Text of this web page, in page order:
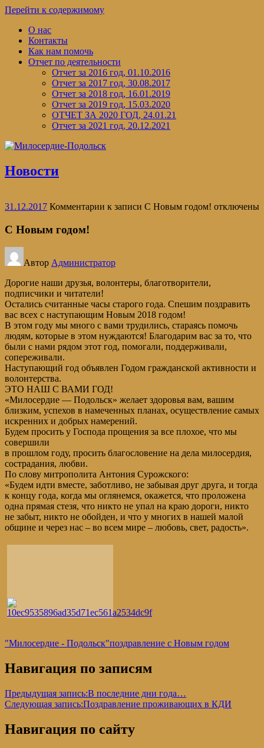
Перейти к содержимому
О нас
Контакты
Как нам помочь
Отчет по деятельности
Отчет за 2016 год, 01.10.2016
Отчет за 2017 год, 30.08.2017
Отчет за 2018 год, 16.01.2019
Отчет за 2019 год, 15.03.2020
ОТЧЕТ ЗА 2020 ГОД, 24.01.21
Отчет за 2021 год, 20.12.2021
Новости
31.12.2017 Комментарии к записи С Новым годом! отключены
С Новым годом!
Автор Администратор
Дорогие наши друзья, волонтеры, благотворители,
подписчики и читатели!
Остались считанные часы старого года. Спешим поздравить
вас всех с наступающим Новым 2018 годом!
В этом году мы много с вами трудились, стараясь помочь
людям, которые в этом нуждаются! Благодарим вас за то, что
были с нами рядом этот год, помогали, поддерживали,
сопереживали.
Наступающий год объявлен Годом гражданской активности и
волонтерства.
ЭТО НАШ С ВАМИ ГОД!
«Милосердие — Подольск» желает здоровья вам, вашим
близким, успехов в намеченных планах, осуществление самых
искренних и добрых намерений.
Будем просить у Господа прощения за все плохое, что мы
совершили
в прошлом году, просить благословение на дела милосердия,
сострадания, любви.
По слову митрополита Антония Сурожского:
«Будем идти вместе, заботливо, не забывая друг друга, и тогда
к концу года, когда мы оглянемся, окажется, что проложена
одна прямая стезя, что никто не упал на краю дороги, никто
не забыт, никто не обойден, и что у многих в нашей малой
общине и через нас – во всем мире – любовь, свет, радость».
"Милосердие - Подольск"поздравление с Новым годом
Навигация по записям
Предыдущая запись:В последние дни года…
Следующая запись:Поздравление проживающих в КДИ
Навигация по сайту